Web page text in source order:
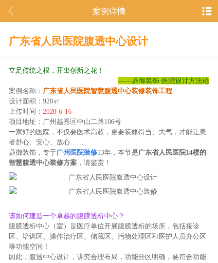
案例详情
广东省人民医院腹透中心设计
立足传统之根，开出创新之花！
——鼎御装饰·医院设计方法论
案例名称： 广东省人民医院智慧腹透中心装修装饰工程
设计面积：920㎡
上传时间： 2020-6-16
项目地址：广州越秀区中山二路106号
一家好的医院，不仅要医术高超，更要装修得当、大气，才能让患
者舒心、安心、放心……
鼎御装饰，专于广州医院装修13年，本节是广东省人民医院14楼的
智慧腹透中心装修方案，请鉴赏！
该如何建造一个卓越的腹膜透析中心？
腹膜透析中心（室）是医疗单位开展腹膜透析的场所，包括接诊
区、培训区、操作治疗区、储藏区、污物处理区和医护人员办公区
等功能空间！
因此，腹透中心设计，讲究合理布局，功能分区明确，要符合功能